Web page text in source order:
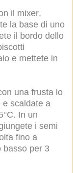
il mixer,
la base di uno
il bordo dello
e mettete in
una frusta lo
e scaldate a
In un
i semi
fino a
basso per 3